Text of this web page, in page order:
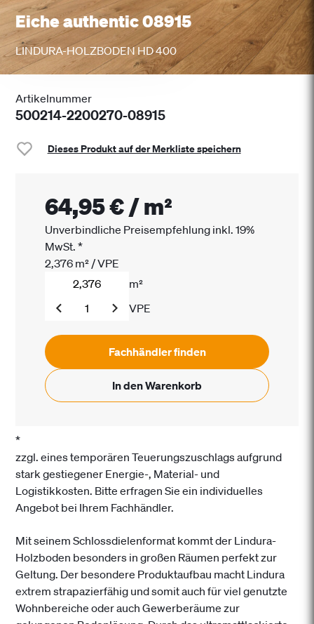
Eiche authentic 08915
LINDURA-HOLZBODEN HD 400
Artikelnummer
500214-2200270-08915
Dieses Produkt auf der Merkliste speichern
64,95 €/m²
Unverbindliche Preisempfehlung inkl. 19%
MwSt. *
2,376 m² /VPE
m²
VPE
Fachhändler finden
In den Warenkorb
*
zzgl. eines temporären Teuerungszuschlags aufgrund
stark gestiegener Energie-, Material- und
Logistikkosten. Bitte erfragen Sie ein individuelles
Angebot bei Ihrem Fachhändler.
Mit seinem Schlossdielenformat kommt der Lindura-
Holzboden besonders in großen Räumen perfekt zur
Geltung. Der besondere Produktaufbau macht Lindura
extrem strapazierfähig und somit auch für viel genutzte
Wohnbereiche oder auch Gewerberäume zur